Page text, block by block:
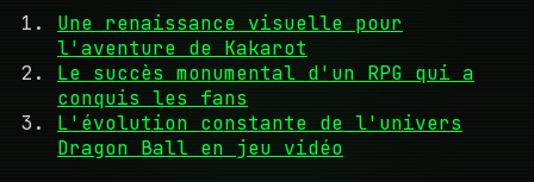
Une renaissance visuelle pour
l'aventure de Kakarot
Le succès monumental d'un RPG qui a
conquis les fans
L'évolution constante de l'univers
Dragon Ball en jeu vidéo